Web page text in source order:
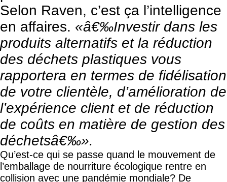
Selon Raven, c’est ça l’intelligence
en affaires. «â€‰Investir dans les
produits alternatifs et la réduction
des déchets plastiques vous
rapportera en termes de fidélisation
de votre clientèle, d’amélioration de
l’expérience client et de réduction
de coûts en matière de gestion des
déchetsâ€‰».
Qu’est-ce qui se passe quand le mouvement de
l’emballage de nourriture écologique rentre en
collision avec une pandémie mondiale? De